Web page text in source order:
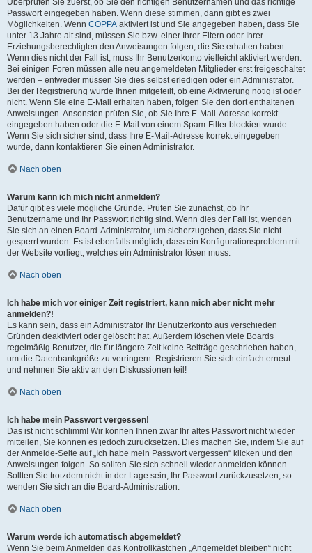
Überprüfen Sie zuerst, ob Sie den richtigen Benutzernamen und das richtige
Passwort eingegeben haben. Wenn diese stimmen, dann gibt es zwei
Möglichkeiten. Wenn COPPA aktiviert ist und Sie angegeben haben, dass Sie
unter 13 Jahre alt sind, müssen Sie bzw. einer Ihrer Eltern oder Ihrer
Erziehungsberechtigten den Anweisungen folgen, die Sie erhalten haben.
Wenn dies nicht der Fall ist, muss Ihr Benutzerkonto vielleicht aktiviert werden.
Bei einigen Foren müssen alle neu angemeldeten Mitglieder erst freigeschaltet
werden – entweder müssen Sie dies selbst erledigen oder ein Administrator.
Bei der Registrierung wurde Ihnen mitgeteilt, ob eine Aktivierung nötig ist oder
nicht. Wenn Sie eine E-Mail erhalten haben, folgen Sie den dort enthaltenen
Anweisungen. Ansonsten prüfen Sie, ob Sie Ihre E-Mail-Adresse korrekt
eingegeben haben oder die E-Mail von einem Spam-Filter blockiert wurde.
Wenn Sie sich sicher sind, dass Ihre E-Mail-Adresse korrekt eingegeben
wurde, dann kontaktieren Sie einen Administrator.
Nach oben
Warum kann ich mich nicht anmelden?
Dafür gibt es viele mögliche Gründe. Prüfen Sie zunächst, ob Ihr
Benutzername und Ihr Passwort richtig sind. Wenn dies der Fall ist, wenden
Sie sich an einen Board-Administrator, um sicherzugehen, dass Sie nicht
gesperrt wurden. Es ist ebenfalls möglich, dass ein Konfigurationsproblem mit
der Website vorliegt, welches ein Administrator lösen muss.
Nach oben
Ich habe mich vor einiger Zeit registriert, kann mich aber nicht mehr
anmelden?!
Es kann sein, dass ein Administrator Ihr Benutzerkonto aus verschieden
Gründen deaktiviert oder gelöscht hat. Außerdem löschen viele Boards
regelmäßig Benutzer, die für längere Zeit keine Beiträge geschrieben haben,
um die Datenbankgröße zu verringern. Registrieren Sie sich einfach erneut
und nehmen Sie aktiv an den Diskussionen teil!
Nach oben
Ich habe mein Passwort vergessen!
Das ist nicht schlimm! Wir können Ihnen zwar Ihr altes Passwort nicht wieder
mitteilen, Sie können es jedoch zurücksetzen. Dies machen Sie, indem Sie auf
der Anmelde-Seite auf „Ich habe mein Passwort vergessen“ klicken und den
Anweisungen folgen. So sollten Sie sich schnell wieder anmelden können.
Sollten Sie trotzdem nicht in der Lage sein, Ihr Passwort zurückzusetzen, so
wenden Sie sich an die Board-Administration.
Nach oben
Warum werde ich automatisch abgemeldet?
Wenn Sie beim Anmelden das Kontrollkästchen „Angemeldet bleiben“ nicht